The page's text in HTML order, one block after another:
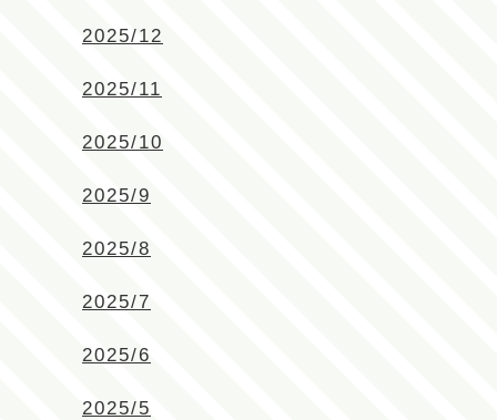
2025/12
2025/11
2025/10
2025/9
2025/8
2025/7
2025/6
2025/5